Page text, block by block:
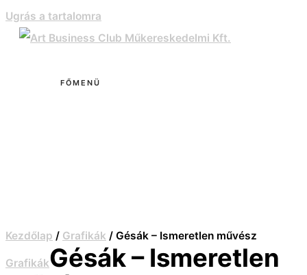
Ugrás a tartalomra
FŐMENÜ
Kezdőlap / Grafikák / Gésák – Ismeretlen művész
GrafikákGésák – Ismeretlen